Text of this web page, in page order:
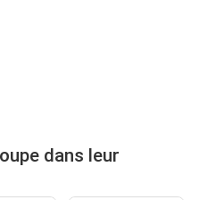
dans leur